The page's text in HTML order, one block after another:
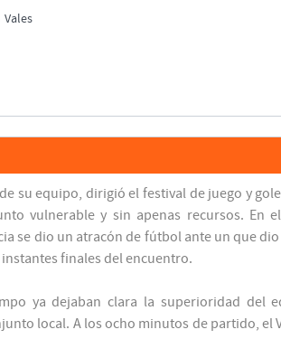
Vales
Javi González
su equipo, dirigió el festival de juego y
vulnerable y sin apenas recursos. En
se dio un atracón de fútbol ante un que
finales del encuentro.
ya dejaban clara la superioridad
local. A los ocho minutos de partido, el